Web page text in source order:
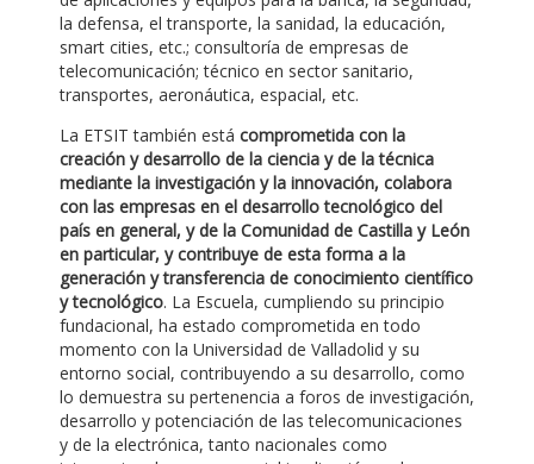
la defensa, el transporte, la sanidad, la educación,
smart cities, etc.; consultoría de empresas de
telecomunicación; técnico en sector sanitario,
transportes, aeronáutica, espacial, etc.
La ETSIT también está comprometida con la
creación y desarrollo de la ciencia y de la técnica
mediante la investigación y la innovación, colabora
con las empresas en el desarrollo tecnológico del
país en general, y de la Comunidad de Castilla y León
en particular, y contribuye de esta forma a la
generación y transferencia de conocimiento científico
y tecnológico. La Escuela, cumpliendo su principio
fundacional, ha estado comprometida en todo
momento con la Universidad de Valladolid y su
entorno social, contribuyendo a su desarrollo, como
lo demuestra su pertenencia a foros de investigación,
desarrollo y potenciación de las telecomunicaciones
y de la electrónica, tanto nacionales como